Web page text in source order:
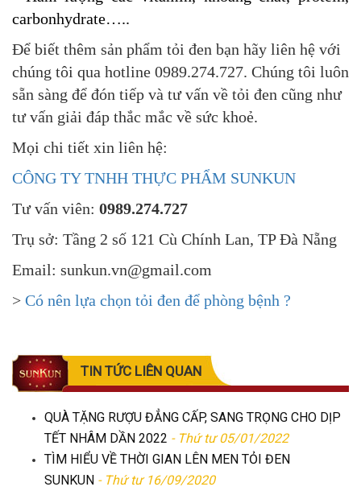
carbonhydrate…..
Để biết thêm sản phẩm tỏi đen bạn hãy liên hệ với
chúng tôi qua hotline 0989.274.727. Chúng tôi luôn
sẵn sàng để đón tiếp và tư vấn về tỏi đen cũng như
tư vấn giải đáp thắc mắc về sức khoẻ.
Mọi chi tiết xin liên hệ:
CÔNG TY TNHH THỰC PHẨM SUNKUN
Tư vấn viên: 0989.274.727
Trụ sở: Tầng 2 số 121 Cù Chính Lan, TP Đà Nẵng
Email: sunkun.vn@gmail.com
> Có nên lựa chọn tỏi đen để phòng bệnh ?
TIN TỨC LIÊN QUAN
QUÀ TẶNG RƯỢU ĐẲNG CẤP, SANG TRỌNG CHO DỊP
TẾT NHÂM DẦN 2022 - Thứ tư 05/01/2022
TÌM HIỂU VỀ THỜI GIAN LÊN MEN TỎI ĐEN
SUNKUN - Thứ tư 16/09/2020